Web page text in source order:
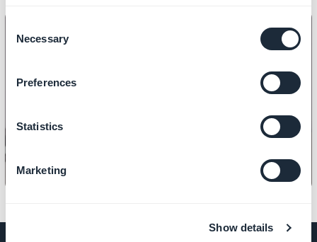
Selection
Necessary
Preferences
Statistics
Marketing
Show details
So wählen Sie die Größe Ihrer